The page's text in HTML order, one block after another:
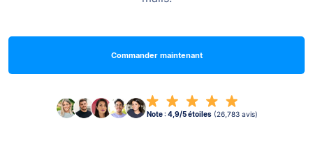
Commander maintenant
Note : 4,9/5 étoiles (26,783 avis)